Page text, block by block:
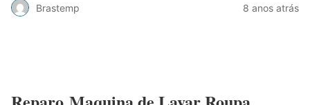
Brastemp 8 anos atrás